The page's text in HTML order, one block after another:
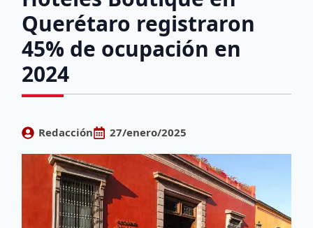
Querétaro registraron
45% de ocupación en
2024
Redacción 27/enero/2025